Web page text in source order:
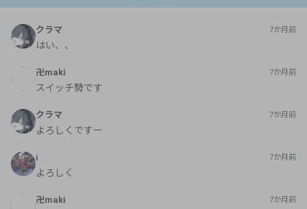
クラマ 7か月前
はい、、
卍maki 7か月前
スイッチ勢です
クラマ 7か月前
よろしくですー
i 7か月前
よろしく
卍maki 7か月前